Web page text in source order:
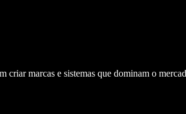
criar marcas e sistemas que dominam o